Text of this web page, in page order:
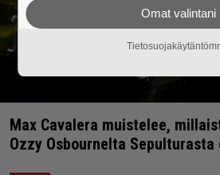
Max Cavalera muistelee,
Ozzy Osbournelta
Omat valintani